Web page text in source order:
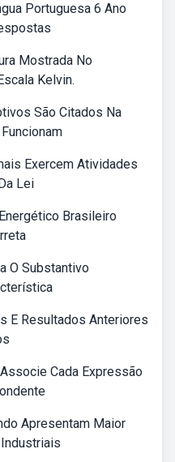
Portuguesa 6 Ano
Mostrada No
Kelvin.
São Citados Na
Exercem Atividades
Lei
Brasileiro
O Substantivo
E Resultados Anteriores
Cada Expressão
Apresentam Maior